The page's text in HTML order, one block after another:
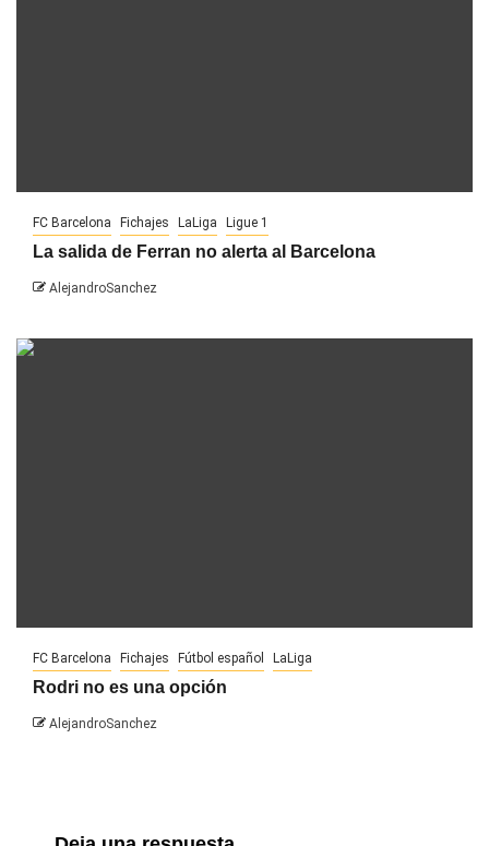
FC Barcelona Fichajes LaLiga Ligue 1
La salida de Ferran no alerta al Barcelona
AlejandroSanchez
FC Barcelona Fichajes Fútbol español LaLiga
Rodri no es una opción
AlejandroSanchez